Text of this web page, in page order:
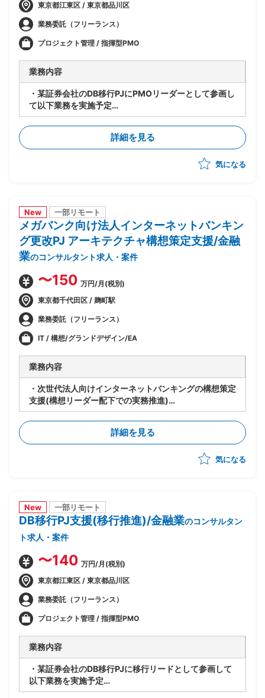
東京都江東区 / 東京都品川区
業務委託（フリーランス）
プロジェクト管理 / 指揮型PMO
業務内容
・某証券会社のDB移行PJにPMOリーダーとして参画し
て以下業務を実施予定
-SAP ASE→DB2マイグレーションPJ全体の進捗管理/
情報収集
-開発BP社の進捗状況/障害解消状況/移行対応状況の総
合的な管理
-製造/単体/結合/総合テスト(3パラレル進行)の全体ス
詳細を見る
気になる
New 一部リモート
メガバンク向け法人インターネットバンキン
グ更改PJ アーキテクチャ構想策定支援/金融
業のコンサルタント求人・案件
〜150 万円/月(税別)
東京都千代田区 / 麹町駅
業務委託（フリーランス）
IT / 構想/グランドデザイン/EA
業務内容
・次世代法人向けインターネットバンキングの構想策定
支援(構想リーダー配下での実務推進)
・外部環境(全銀仕様/競合他社/AI等技術動向)を踏まえ
たあるべき業務姿の検討
・上記を実現するTo-Beアーキテクチャの立案
・銀行企画部門に入り込み/調査/論点整理/構想書作成
詳細を見る
気になる
New 一部リモート
DB移行PJ支援(移行推進)/金融業のコンサルタン
ト求人・案件
〜140 万円/月(税別)
東京都江東区 / 東京都品川区
業務委託（フリーランス）
プロジェクト管理 / 指揮型PMO
業務内容
・某証券会社のDB移行PJに移行リードとして参画して
以下業務を実施予定
-移行計画の作成